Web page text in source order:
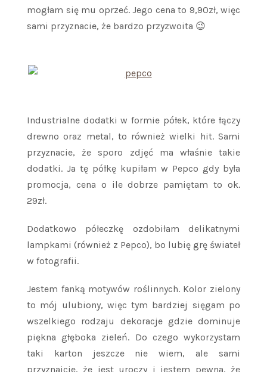
mogłam się mu oprzeć. Jego cena to 9,90zł, więc
sami przyznacie, że bardzo przyzwoita 😉
Industrialne dodatki w formie półek, które łączy
drewno oraz metal, to również wielki hit. Sami
przyznacie, że sporo zdjęć ma właśnie takie
dodatki. Ja tę półkę kupiłam w Pepco gdy była
promocja, cena o ile dobrze pamiętam to ok.
29zł.
Dodatkowo półeczkę ozdobiłam delikatnymi
lampkami (również z Pepco), bo lubię grę świateł
w fotografii.
Jestem fanką motywów roślinnych. Kolor zielony
to mój ulubiony, więc tym bardziej sięgam po
wszelkiego rodzaju dekoracje gdzie dominuje
piękna głęboka zieleń. Do czego wykorzystam
taki karton jeszcze nie wiem, ale sami
przyznajcie, że jest uroczy i jestem pewna, że